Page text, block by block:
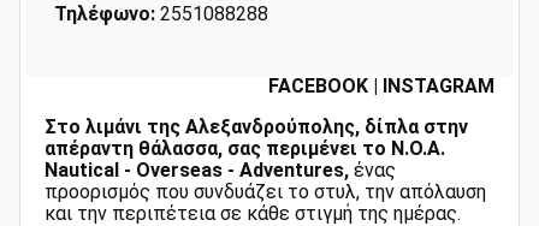
Τηλέφωνο: 2551088288
FACEBOOK | INSTAGRAM
Στο λιμάνι της Αλεξανδρούπολης, δίπλα στην
απέραντη θάλασσα, σας περιμένει το N.O.A.
Nautical - Overseas - Adventures, ένας
προορισμός που συνδυάζει το στυλ, την απόλαυση
και την περιπέτεια σε κάθε στιγμή της ημέρας.